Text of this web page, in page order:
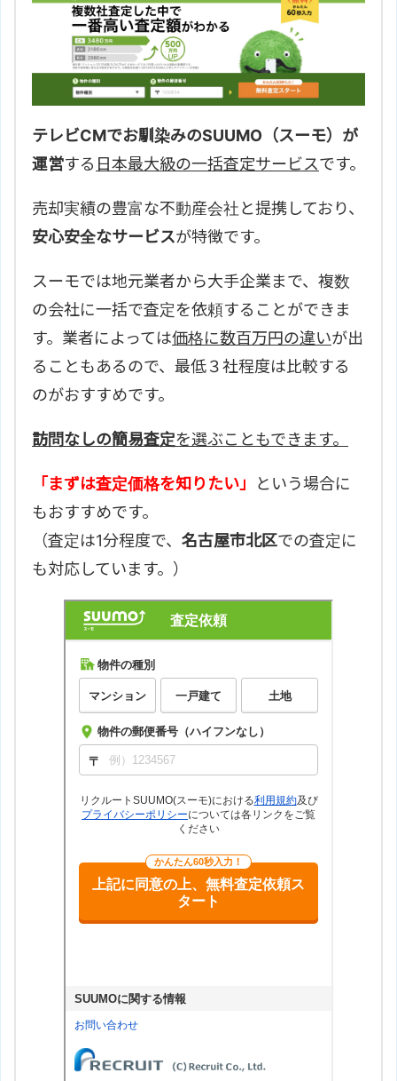
テレビCMでお馴染みのSUUMO（スーモ）が
運営する 日本最大級の一括査定サービスです。
売却実績の豊富な不動産会社と提携しており、
安心安全なサービスが特徴です。
スーモでは地元業者から大手企業まで、複数
の会社に一括で査定を依頼することができま
す。業者によっては価格に数百万円の違いが出
ることもあるので、最低３社程度は比較する
のがおすすめです。
訪問なしの簡易査定を選ぶこともできます。
「まずは査定価格を知りたい」
という場合に
もおすすめです。
（査定は1分程度で、 名古屋市北区での査定に
も対応しています。）